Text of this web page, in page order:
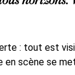
: tout est
scène se